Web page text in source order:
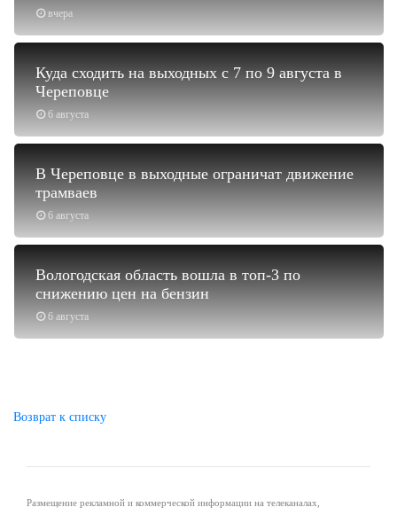
вчера
6 августа
Куда сходить на выходных с 7 по 9 августа в
Череповце
6 августа
В Череповце в выходные ограничат движение
трамваев
6 августа
Вологодская область вошла в топ-3 по
снижению цен на бензин
Возврат к списку
Размещение рекламной и коммерческой информации на телеканалах,